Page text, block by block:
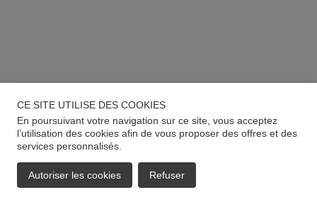
CE SITE UTILISE DES COOKIES
En poursuivant votre navigation sur ce site, vous acceptez
l’utilisation des cookies afin de vous proposer des offres et des
services personnalisés.
Autoriser les cookies Refuser